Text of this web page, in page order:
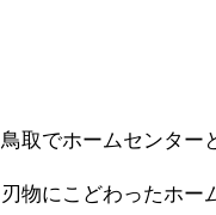
鳥取でホームセンタ
刃物にこどわったホー